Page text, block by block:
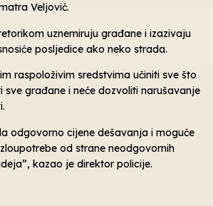
Veljović.
uznemiruju građane i izazivaju
posljedice ako neko strada.
raspoloživim sredstvima učiniti sve što
sve građane i neće dozvoliti narušavanje
odgovorno cijene dešavanja i moguće
od strane neodgovornih
kazao je direktor policije.